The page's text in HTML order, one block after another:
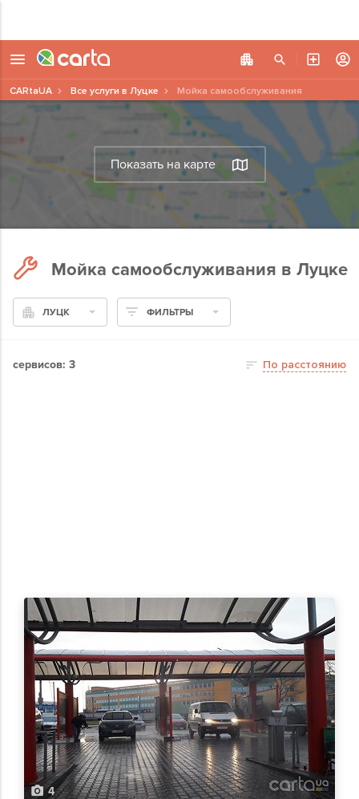
Показать на карте
CARtaUA Все услуги в Луцке Мойка самообслуживания
Мойка самообслуживания в Луцке
ЛУЦК ФИЛЬТРЫ
сервисов: 3 По расстоянию
4